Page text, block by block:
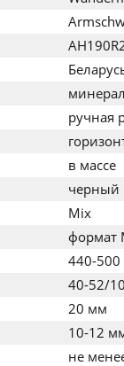
ручная
в массе
черный
Mix
формат
440-
40-52/
20 мм
10-12
не